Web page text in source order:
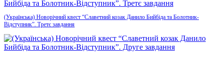
(Українська) Новорічний квест “Славетний козак Данило Бийбіда та Болотник-
Відступник”. Третє завдання